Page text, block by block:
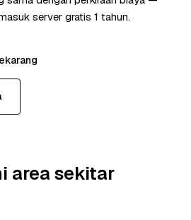
server gratis 1 tahun.
area sekitar